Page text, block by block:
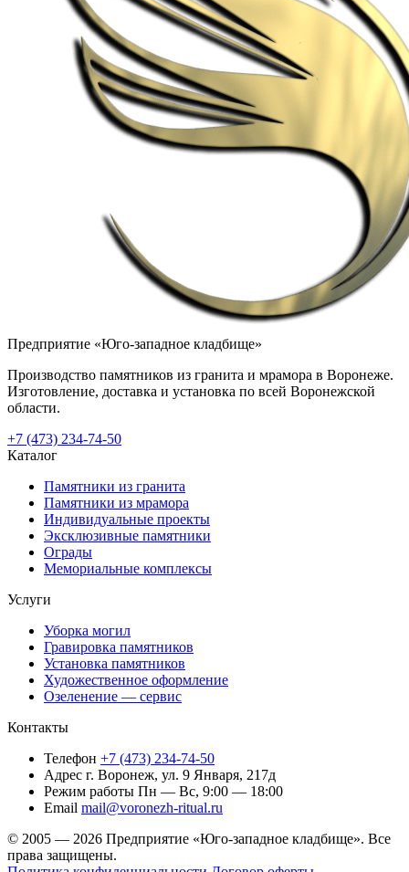
Предприятие «Юго-западное кладбище»
Производство памятников из гранита и мрамора в Воронеже.
Изготовление, доставка и установка по всей Воронежской
области.
+7 (473) 234-74-50
Каталог
Памятники из гранита
Памятники из мрамора
Индивидуальные проекты
Эксклюзивные памятники
Ограды
Мемориальные комплексы
Услуги
Уборка могил
Гравировка памятников
Установка памятников
Художественное оформление
Озеленение — сервис
Контакты
Телефон +7 (473) 234-74-50
Адрес г. Воронеж, ул. 9 Января, 217д
Режим работы Пн — Вс, 9:00 — 18:00
Email mail@voronezh-ritual.ru
© 2005 — 2026 Предприятие «Юго-западное кладбище». Все
права защищены.